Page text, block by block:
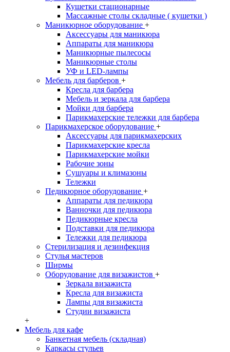
Кушетки стационарные
Массажные столы складные ( кушетки )
Маникюрное оборудование +
Аксессуары для маникюра
Аппараты для маникюра
Маникюрные пылесосы
Маникюрные столы
УФ и LED-лампы
Мебель для барберов +
Кресла для барбера
Мебель и зеркала для барбера
Мойки для барбера
Парикмахерские тележки для барбера
Парикмахерское оборудование +
Аксессуары для парикмахерских
Парикмахерские кресла
Парикмахерские мойки
Рабочие зоны
Сушуары и климазоны
Тележки
Педикюрное оборудование +
Аппараты для педикюра
Ванночки для педикюра
Педикюрные кресла
Подставки для педикюра
Тележки для педикюра
Стерилизация и дезинфекция
Стулья мастеров
Ширмы
Оборудование для визажистов +
Зеркала визажиста
Кресла для визажиста
Лампы для визажиста
Студии визажиста
+
Мебель для кафе
Банкетная мебель (складная)
Каркасы стульев